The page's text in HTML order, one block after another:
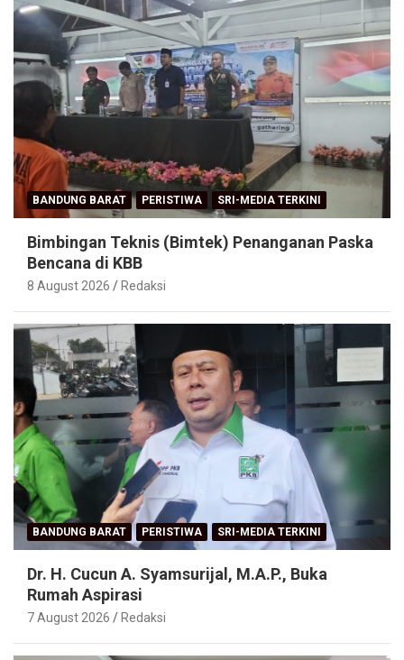
BANDUNG BARAT PERISTIWA SRI-MEDIA TERKINI
Bimbingan Teknis (Bimtek) Penanganan Paska
Bencana di KBB
8 August 2026 Redaksi
BANDUNG BARAT PERISTIWA SRI-MEDIA TERKINI
Dr. H. Cucun A. Syamsurijal, M.A.P., Buka
Rumah Aspirasi
7 August 2026 Redaksi